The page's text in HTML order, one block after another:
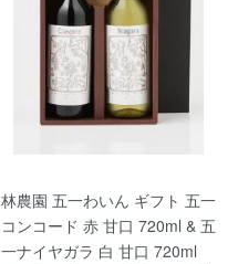
林農園 五一わいん ギフト 五一
コンコード 赤 甘口 720ml & 五
一ナイヤガラ 白 甘口 720ml